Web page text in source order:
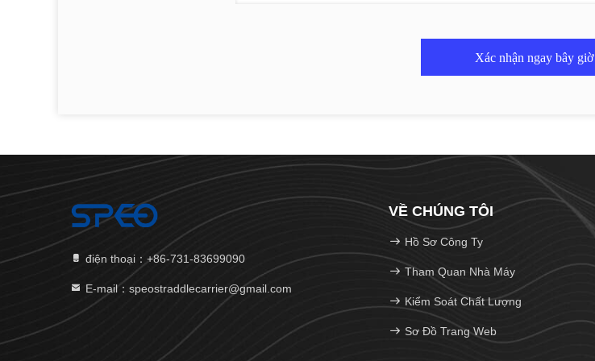
Xác nhận ngay bây giờ
điện thoại：+86-731-83699090
E-mail：speostraddlecarrier@gmail.com
VỀ CHÚNG TÔI
Hồ Sơ Công Ty
Tham Quan Nhà Máy
Kiểm Soát Chất Lượng
Sơ Đồ Trang Web